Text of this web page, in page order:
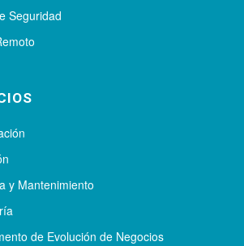
Seguridad
y Mantenimiento
de Evolución de Negocios